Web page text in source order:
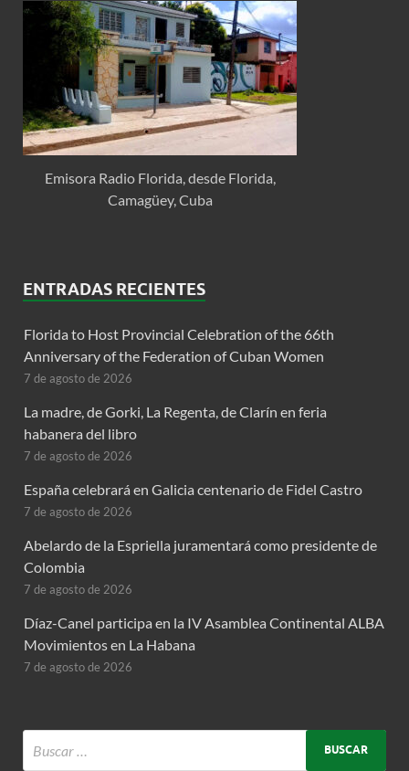
Emisora Radio Florida, desde Florida,
Camagüey, Cuba
ENTRADAS RECIENTES
Florida to Host Provincial Celebration of the 66th
Anniversary of the Federation of Cuban Women
7 de agosto de 2026
La madre, de Gorki, La Regenta, de Clarín en feria
habanera del libro
7 de agosto de 2026
España celebrará en Galicia centenario de Fidel Castro
7 de agosto de 2026
Abelardo de la Espriella juramentará como presidente de
Colombia
7 de agosto de 2026
Díaz-Canel participa en la IV Asamblea Continental ALBA
Movimientos en La Habana
7 de agosto de 2026